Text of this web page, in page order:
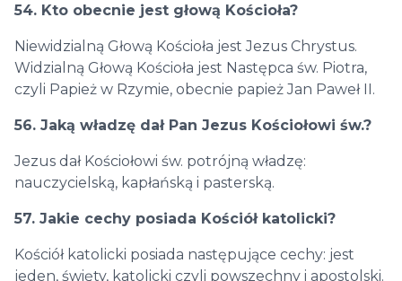
54. Kto obecnie jest głową Kościoła?
Niewidzialną Głową Kościoła jest Jezus Chrystus.
Widzialną Głową Kościoła jest Następca św. Piotra,
czyli Papież w Rzymie, obecnie papież Jan Paweł II.
56. Jaką władzę dał Pan Jezus Kościołowi św.?
Jezus dał Kościołowi św. potrójną władzę:
nauczycielską, kapłańską i pasterską.
57. Jakie cechy posiada Kościół katolicki?
Kościół katolicki posiada następujące cechy: jest
jeden, święty, katolicki czyli powszechny i apostolski.